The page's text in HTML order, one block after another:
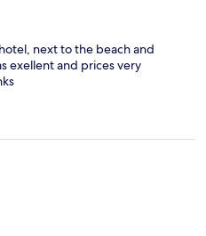
next to the beach and
exellent and prices very